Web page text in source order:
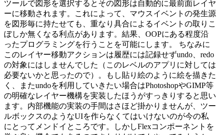
ツールで図形を選択するとその図形は自動的に最前面レイヤ
ーに移動されます。これによって、マウスイベントの発生源
を図形毎に持たせても、重なり具合によるイベントの取りこ
ぼしか無くなる利点があります。結果、OOPにある程度沿
ったプログラミングを行うことを可能にします。 ちなみに
このレイヤー移動アクションは履歴には記録せずundo、redo
の対象にはしませんでした（このレベルのアプリに対しては
必要ないかと思ったので）。もし貼り絵のように絵を描きた
く、またundoを利用していきたい場合はPhotoshopやGIMP等
の明確なレイヤー機構を実装したほうがすっきりすると思い
ます。内部機能の実装の手間はさほど掛かりませんが、ツー
ルボックスのようなUIを作らなくてはいけないのが今の私
にとってメンドイところです。しかしFlexコンポーネントを